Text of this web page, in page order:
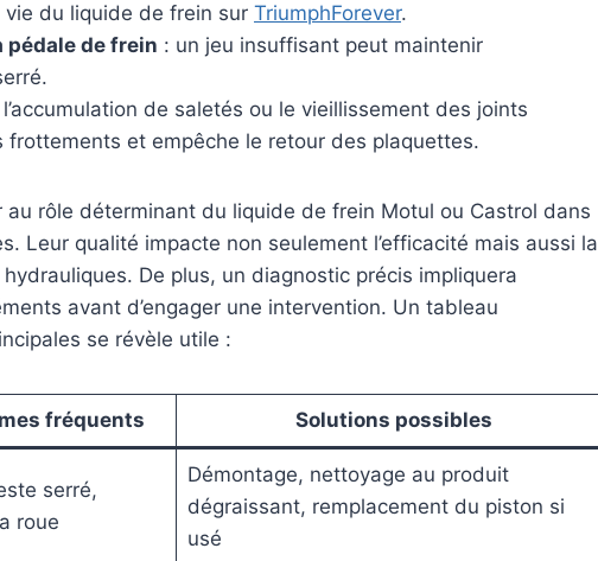
du liquide de frein sur TriumphForever.
pédale de frein : un jeu insuffisant peut maintenir
l’accumulation de saletés ou le vieillissement des joints
frottements et empêche le retour des plaquettes.
rôle déterminant du liquide de frein Motul ou Castrol dans
Leur qualité impacte non seulement l’efficacité mais aussi la
De plus, un diagnostic précis impliquera
avant d’engager une intervention. Un tableau
se révèle utile :
fréquents Solutions possibles
serré,
roue
Démontage, nettoyage au produit
dégraissant, remplacement du piston si
usé